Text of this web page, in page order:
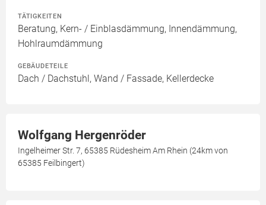
TÄTIGKEITEN
Beratung, Kern- / Einblasdämmung, Innendämmung,
Hohlraumdämmung
GEBÄUDETEILE
Dach / Dachstuhl, Wand / Fassade, Kellerdecke
Wolfgang Hergenröder
Ingelheimer Str. 7, 65385 Rüdesheim Am Rhein (24km von
65385 Feilbingert)